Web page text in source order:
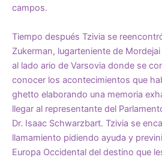
campos.
Tiempo después Tzivia se
Zukerman, lugarteniente de
al lado ario de Varsovia donde se
conocer los acontecimientos que
ghetto elaborando una memoria
llegar al representante del
Dr. Isaac Schwarzbart. Tzivia se
llamamiento pidiendo ayuda y
Europa Occidental del destino que